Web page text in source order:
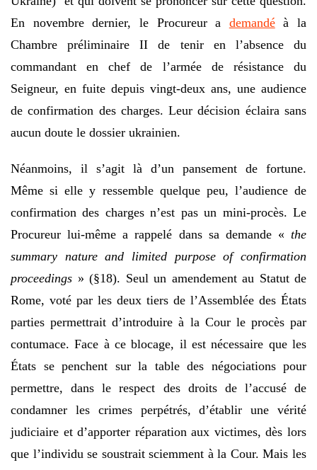
En novembre dernier, le Procureur a demandéà la
Chambre préliminaire II de tenir en l’absence du
commandant en chef de l’armée de résistance du
Seigneur, en fuite depuis vingt-deux ans, une audience
de confirmation des charges. Leur décision éclaira sans
aucun doute le dossier ukrainien.
Néanmoins, il s’agit là d’un pansement de fortune.
Même si elle y ressemble quelque peu, l’audience de
confirmation des charges n’est pas un mini-procès. Le
Procureur lui-même a rappelé dans sa demande « the
summary nature and limited purpose of confirmation
proceedings » (§18). Seul un amendement au Statut de
Rome, voté par les deux tiers de l’Assemblée des États
parties permettrait d’introduire à la Cour le procès par
contumace. Face à ce blocage, il est nécessaire que les
États se penchent sur la table des négociations pour
permettre, dans le respect des droits de l’accusé de
condamner les crimes perpétrés, d’établir une vérité
judiciaire et d’apporter réparation aux victimes, dès lors
que l’individu se soustrait sciemment à la Cour. Mais les